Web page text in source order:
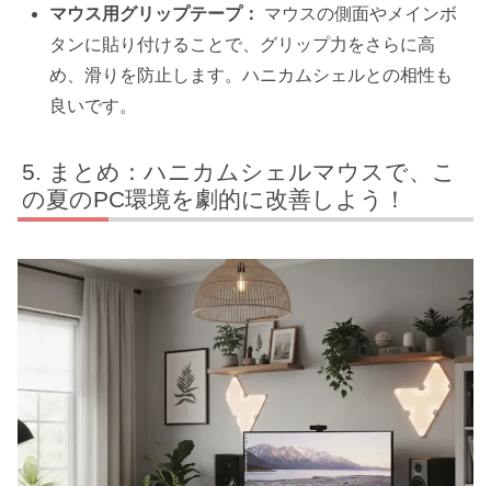
マウス用グリップテープ：
マウスの側面やメインボ
タンに貼り付けることで、グリップ力をさらに高
め、滑りを防止します。ハニカムシェルとの相性も
良いです。
まとめ：ハニカムシェルマウスで、こ
の夏のPC環境を劇的に改善しよう！